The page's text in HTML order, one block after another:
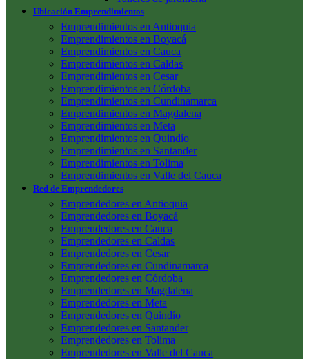
Ubicación Emprendimientos
Emprendimientos en Antioquia
Emprendimientos en Boyacá
Emprendimientos en Cauca
Emprendimientos en Caldas
Emprendimientos en Cesar
Emprendimientos en Córdoba
Emprendimientos en Cundinamarca
Emprendimientos en Magdalena
Emprendimientos en Meta
Emprendimientos en Quindío
Emprendimientos en Santander
Emprendimientos en Tolima
Emprendimientos en Valle del Cauca
Red de Emprendedores
Emprendedores en Antioquia
Emprendedores en Boyacá
Emprendedores en Cauca
Emprendedores en Caldas
Emprendedores en Cesar
Emprendedores en Cundinamarca
Emprendedores en Córdoba
Emprendedores en Magdalena
Emprendedores en Meta
Emprendedores en Quindío
Emprendedores en Santander
Emprendedores en Tolima
Emprendedores en Valle del Cauca